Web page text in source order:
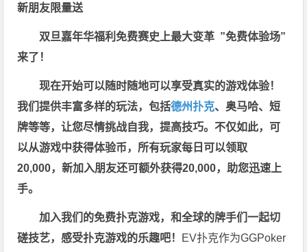
新朋友限量送
双旦嘉年华福利免费赛史上最大变革 ”免费体验场”
来了！
现在开始可以随时随地可以享受真实的游戏体验！
我们提供丰富多样的玩法，包括德州扑克、奥马哈、短
牌等等，让您尽情挑战自我，提高技巧。不仅如此， 可
以从游戏中获得体验币，所有玩家每日可以领取
20,000，新加入朋友还可额外获得20,000，助您迅速上
手。
加入我们的免费扑克游戏，和全球的牌手们一起切
磋技艺，感受扑克游戏的乐趣吧！ EV扑克作为GGPoker